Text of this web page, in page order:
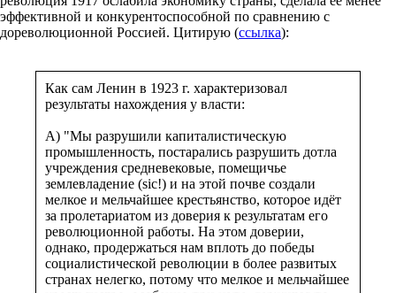
эффективной и конкурентоспособной по сравнению с
дореволюционной Россией. Цитирую (ссылка):
Как сам Ленин в 1923 г. характеризовал
результаты нахождения у власти:
А) "Мы разрушили капиталистическую
промышленность, постарались разрушить дотла
учреждения средневековые, помещичье
землевладение (sic!) и на этой почве создали
мелкое и мельчайшее крестьянство, которое идёт
за пролетариатом из доверия к результатам его
революционной работы. На этом доверии,
однако, продержаться нам вплоть до победы
социалистической революции в более развитых
странах нелегко, потому что мелкое и мельчайшее